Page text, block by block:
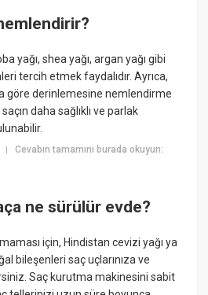
yağı, shea yağı, argan yağı gibi
tercih etmek faydalıdır. Ayrıca,
göre derinlemesine nemlendirme
daha sağlıklı ve parlak
|Cevabın tamamını burada okuyun:
ne sürülür evde?
için, Hindistan cevizi yağı ya
bileşenleri saç uçlarınıza ve
Saç kurutma makinesini sabit